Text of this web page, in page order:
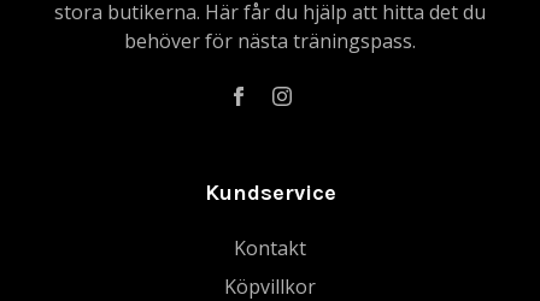
stora butikerna. Här får du hjälp att hitta det du
behöver för nästa träningspass.
Kundservice
Kontakt
Köpvillkor